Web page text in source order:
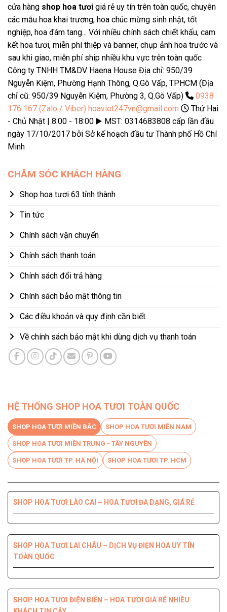
cửa hàng shop hoa tươi giá rẻ uy tín trên toàn quốc, chuyên
các mẫu hoa khai trương, hoa chúc mừng sinh nhật, tốt
nghiệp, hoa đám tang... Với nhiều chính sách chiết khấu, cam
kết hoa tươi, miễn phí thiệp và banner, chụp ảnh hoa trước và
sau khi giao, miễn phí ship nhiều khu vực trên toàn quốc
Công ty TNHH TM&DV Haena House Địa chỉ: 950/39
Nguyễn Kiệm, Phường Hạnh Thông, Q.Gò Vấp, TPHCM (Địa
chỉ cũ: 950/39 Nguyễn Kiệm, Phường 3, Q.Gò Vấp)
0938
176 167 (Zalo / Viber) hoaviet247vn@gmail.com
Thứ Hai
- Chủ Nhật | 8:00 - 18:00 ▶️ MST: 0314683808 cấp lần đầu
ngày 17/10/2017 bởi Sở kế hoạch đầu tư Thành phố Hồ Chí
Minh
CHĂM SÓC KHÁCH HÀNG
Shop hoa tươi 63 tỉnh thành
Tin tức
Chính sách vận chuyển
Chính sách thanh toán
Chính sách đổi trả hàng
Chính sách bảo mật thông tin
Các điều khoản và quy định cần biết
Về chính sách bảo mật khi dùng dịch vụ thanh toán
HỆ THỐNG SHOP HOA TƯƠI TOÀN QUỐC
SHOP HOA TƯƠI MIỀN BẮC SHOP HOA TƯƠI MIỀN NAM
SHOP HOA TƯƠI MIỀN TRUNG - TÂY NGUYÊN
SHOP HOA TƯƠI TP. HÀ NỘI SHOP HOA TƯƠI TP. HCM
SHOP HOA TƯƠI LÀO CAI – HOA TƯƠI ĐA DẠNG, GIÁ RẺ
SHOP HOA TƯƠI LAI CHÂU – DỊCH VỤ ĐIỆN HOA UY TÍN
TOÀN QUỐC
SHOP HOA TƯƠI ĐIỆN BIÊN – HOA TƯƠI GIÁ RẺ NHIỀU
LƯỢNG HÀNG ĐẦU
NHANH CHÓNG
ĐẦU
UY TÍN CHẤT LƯỢNG